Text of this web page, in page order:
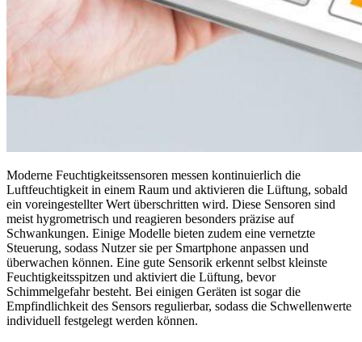
Moderne Feuchtigkeitssensoren messen kontinuierlich die
Luftfeuchtigkeit in einem Raum und aktivieren die Lüftung, sobald
ein voreingestellter Wert überschritten wird. Diese Sensoren sind
meist hygrometrisch und reagieren besonders präzise auf
Schwankungen. Einige Modelle bieten zudem eine vernetzte
Steuerung, sodass Nutzer sie per Smartphone anpassen und
überwachen können. Eine gute Sensorik erkennt selbst kleinste
Feuchtigkeitsspitzen und aktiviert die Lüftung, bevor
Schimmelgefahr besteht. Bei einigen Geräten ist sogar die
Empfindlichkeit des Sensors regulierbar, sodass die Schwellenwerte
individuell festgelegt werden können.